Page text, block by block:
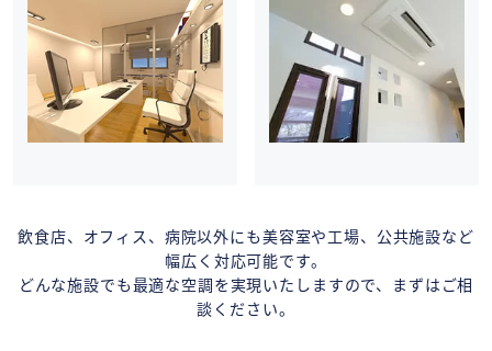
飲食店、オフィス、病院以外にも美容室や工場、公共施設など
幅広く対応可能です。
どんな施設でも最適な空調を実現いたしますので、まずはご相
談ください。